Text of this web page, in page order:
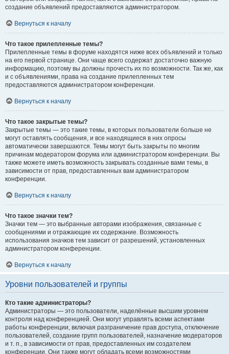
создание объявлений предоставляются администратором.
Вернуться к началу
Что такое прилепленные темы?
Прилепленные темы в форуме находятся ниже всех объявлений и только
на его первой странице. Они чаще всего содержат достаточно важную
информацию, поэтому вы должны прочесть их по возможности. Так же, как
и с объявлениями, права на создание прилепленных тем
предоставляются администратором конференции.
Вернуться к началу
Что такое закрытые темы?
Закрытые темы — это такие темы, в которых пользователи больше не
могут оставлять сообщения, и все находящиеся в них опросы
автоматически завершаются. Темы могут быть закрыты по многим
причинам модератором форума или администратором конференции. Вы
также можете иметь возможность закрывать созданные вами темы, в
зависимости от прав, предоставленных вам администратором
конференции.
Вернуться к началу
Что такое значки тем?
Значки тем — это выбранные авторами изображения, связанные с
сообщениями и отражающие их содержание. Возможность
использования значков тем зависит от разрешений, установленных
администратором конференции.
Вернуться к началу
Уровни пользователей и группы
Кто такие администраторы?
Администраторы — это пользователи, наделённые высшим уровнем
контроля над конференцией. Они могут управлять всеми аспектами
работы конференции, включая разграничение прав доступа, отключение
пользователей, создание групп пользователей, назначение модераторов
и т. п., в зависимости от прав, предоставленных им создателем
конференции. Они также могут обладать всеми возможностями